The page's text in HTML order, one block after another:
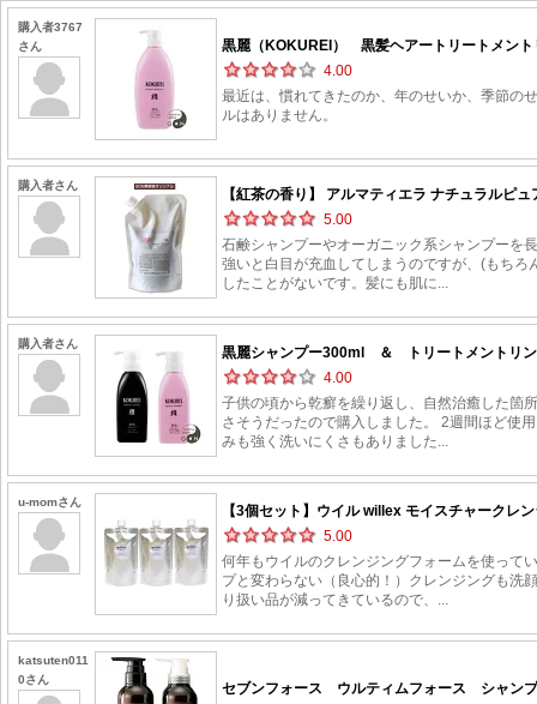
購入者3767
さん
黒麗（KOKUREI） 黒髪ヘアートリートメン
4.00
最近は、慣れてきたのか、年のせいか、季節の
ルはありません。
購入者さん
【紅茶の香り】 アルマティエラ ナチュラルピ
5.00
石鹸シャンプーやオーガニック系シャンプーを
強いと白目が充血してしまうのですが、(もち
したことがないです。髪にも肌に...
購入者さん
黒麗シャンプー300ml ＆ トリートメント
4.00
子供の頃から乾癬を繰り返し、自然治癒した箇
さそうだったので購入しました。 2週間ほど使
みも強く洗いにくさもありました...
u-momさん
【3個セット】ウイル willex モイスチャークレ
5.00
何年もウイルのクレンジングフォームを使って
プと変わらない（良心的！）クレンジングも洗
り扱い品が減ってきているので、...
katsuten011
0さん
セブンフォース ウルティムフォース シャ